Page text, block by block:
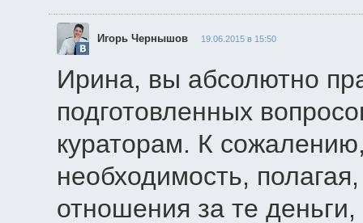
Игорь Чернышов 19.06.2015 в 15:50
Ирина, вы абсолютно
подготовленных
кураторам. К
необходимость,
отношения за те